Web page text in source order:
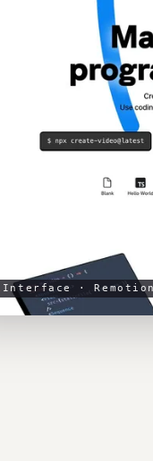
Interface ·Remotion